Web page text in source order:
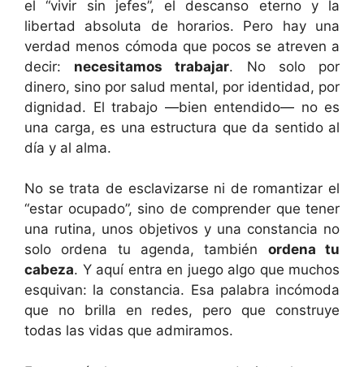
el “vivir sin jefes”, el descanso eterno y la
libertad absoluta de horarios. Pero hay una
verdad menos cómoda que pocos se atreven a
decir: necesitamos trabajar. No solo por
dinero, sino por salud mental, por identidad, por
dignidad. El trabajo —bien entendido— no es
una carga, es una estructura que da sentido al
día y al alma.
No se trata de esclavizarse ni de romantizar el
“estar ocupado”, sino de comprender que tener
una rutina, unos objetivos y una constancia no
solo ordena tu agenda, también ordena tu
cabeza. Y aquí entra en juego algo que muchos
esquivan: la constancia. Esa palabra incómoda
que no brilla en redes, pero que construye
todas las vidas que admiramos.